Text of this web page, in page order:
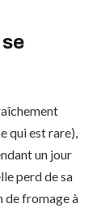
qui est rare),
un jour
perd de sa
de fromage à